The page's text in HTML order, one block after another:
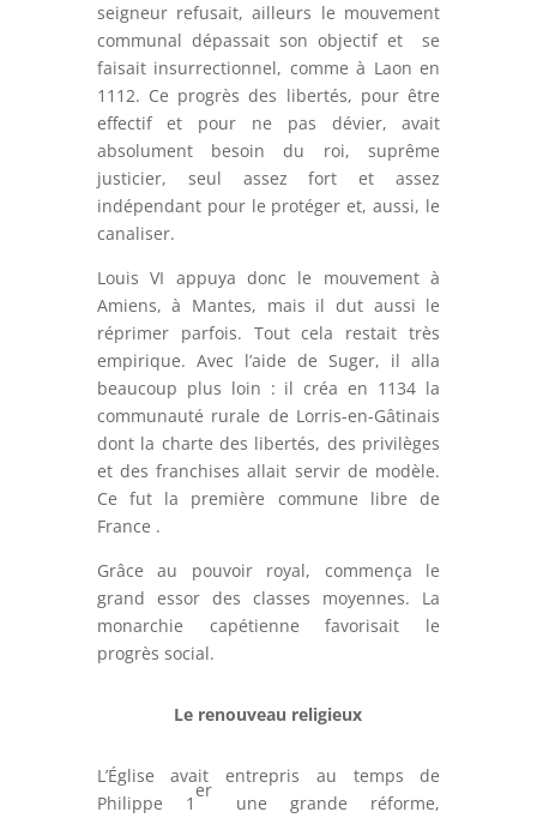
seigneur refusait, ailleurs le mouvement
communal dépassait son objectif et se
faisait insurrectionnel, comme à Laon en
1112. Ce progrès des libertés, pour être
effectif et pour ne pas dévier, avait
absolument besoin du roi, suprême
justicier, seul assez fort et assez
indépendant pour le protéger et, aussi, le
canaliser.
Louis VI appuya donc le mouvement à
Amiens, à Mantes, mais il dut aussi le
réprimer parfois. Tout cela restait très
empirique. Avec l’aide de Suger, il alla
beaucoup plus loin : il créa en 1134 la
communauté rurale de Lorris-en-Gâtinais
dont la charte des libertés, des privilèges
et des franchises allait servir de modèle.
Ce fut la première commune libre de
France .
Grâce au pouvoir royal, commença le
grand essor des classes moyennes. La
monarchie capétienne favorisait le
progrès social.
Le renouveau religieux
L’Église avait entrepris au temps de
Philippe 1
er
une grande réforme,